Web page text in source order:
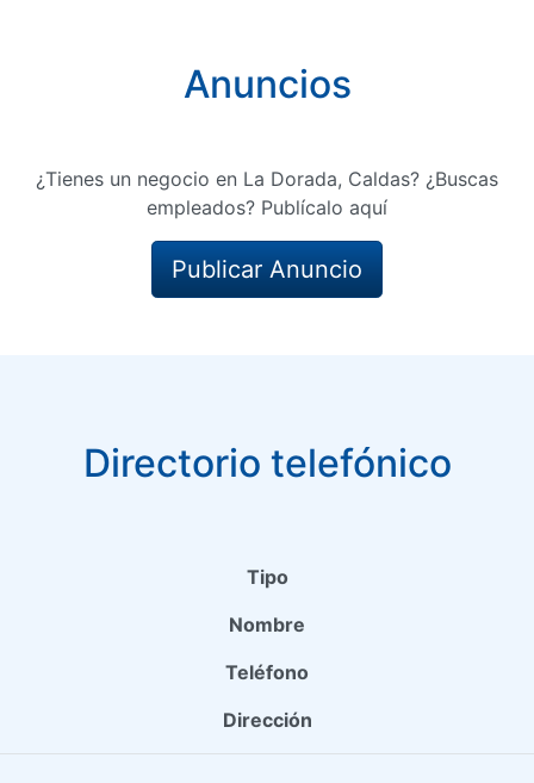
Anuncios
¿Tienes un negocio en La Dorada, Caldas? ¿Buscas
empleados? Publícalo aquí
Publicar Anuncio
Directorio telefónico
Tipo
Nombre
Teléfono
Dirección